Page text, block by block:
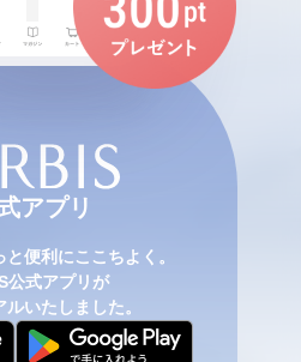
アプリ
便利にここちよく。
公式アプリが
ルいたしました。